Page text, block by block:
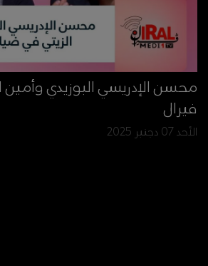
محسن الإدريسي البوزيدي
فيرال
الأحد 07 دجنبر 2025